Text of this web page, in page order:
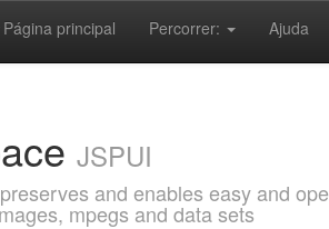
Página principal Percorrer: Ajuda
JSPUI
and enables easy and
mpegs and data sets